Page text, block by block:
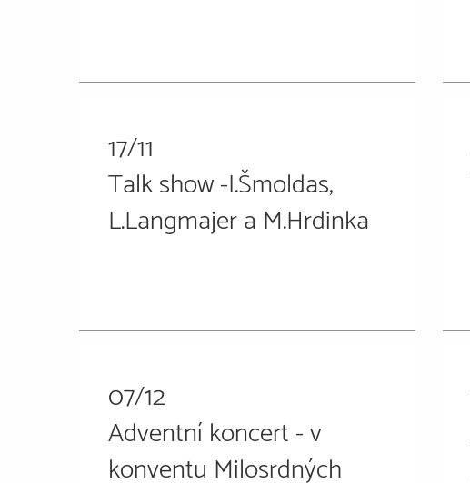
17/11
Talk show -I.Šmoldas,
L.Langmajer a M.Hrdinka
07/12
Adventní koncert - v
konventu Milosrdných